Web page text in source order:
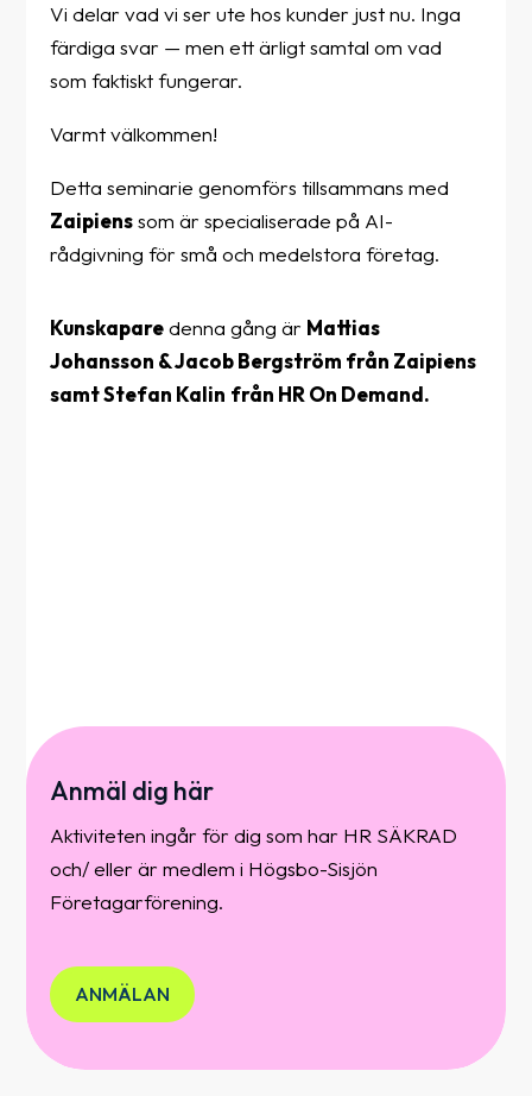
Vi delar vad vi ser ute hos kunder just nu. Inga
färdiga svar — men ett ärligt samtal om vad
som faktiskt fungerar.
Varmt välkommen!
Detta seminarie genomförs tillsammans med
Zaipienssom är specialiserade på AI-
rådgivning för små och medelstora företag.
Kunskaparedenna gång är Mattias
Johansson &Jacob Bergström från Zaipiens
samtStefan Kalin från HR On Demand.
Anmäl dig här
Aktiviteten ingår för dig som har HR SÄKRAD
och/ eller är medlem i Högsbo-Sisjön
Företagarförening.
ANMÄLAN